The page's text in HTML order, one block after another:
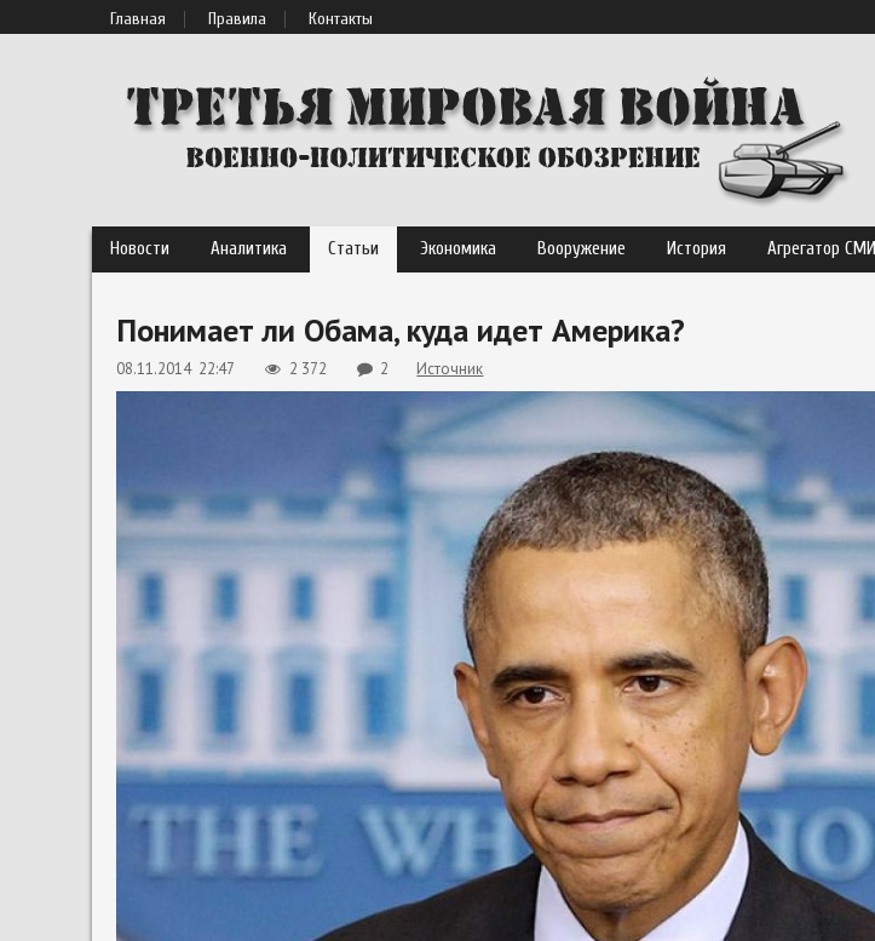
Главная Правила Контакты
Новости Аналитика Статьи Экономика Вооружение История Агрегатор СМИ
Понимает ли Обама, куда идет Америка?
08.11.2014 22:47 2 372 2 Источник